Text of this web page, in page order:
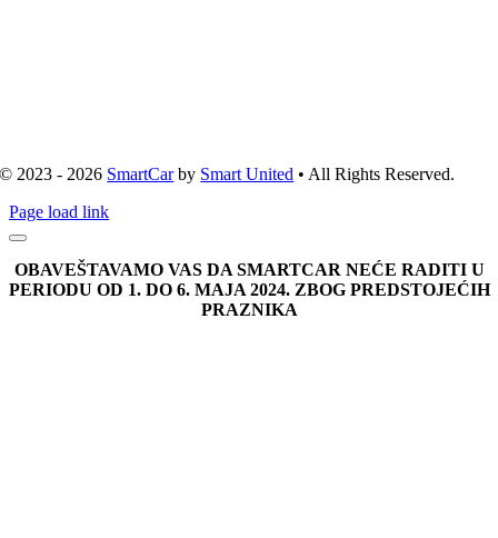
© 2023 - 2026 SmartCarby Smart United • All Rights Reserved.
Page load link
OBAVEŠTAVAMO VAS DA SMARTCAR NEĆE RADITI U
PERIODU OD 1. DO 6. MAJA 2024. ZBOG PREDSTOJEĆIH
PRAZNIKA